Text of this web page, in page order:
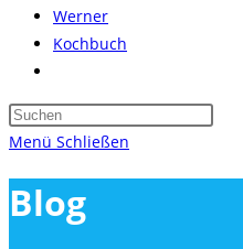
Werner
Kochbuch
umschalten
Press
Menü Schließen
Blog